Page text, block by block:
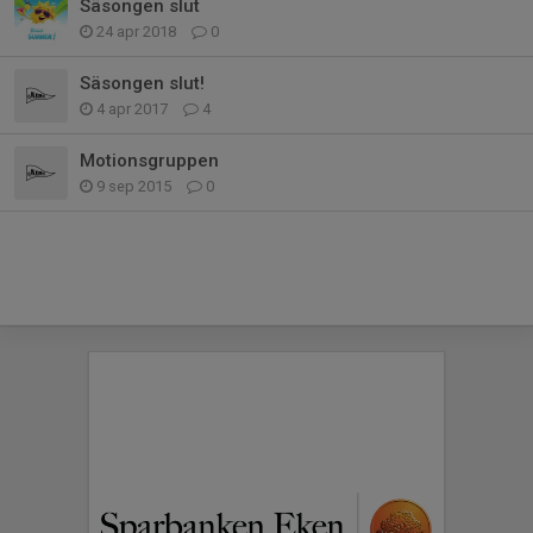
Säsongen slut
24 apr 2018 0
Säsongen slut!
4 apr 2017 4
Motionsgruppen
9 sep 2015 0